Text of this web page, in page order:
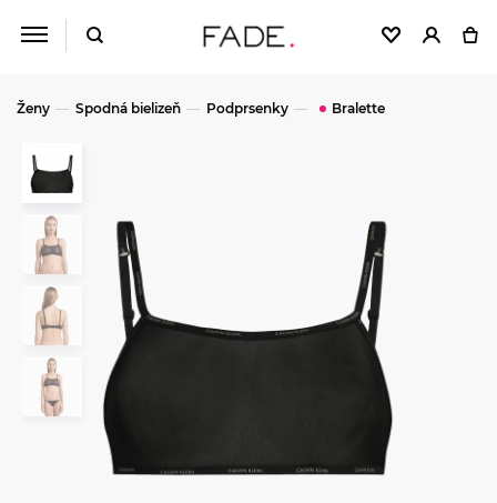
Ženy Spodná bielizeň Podprsenky Bralette